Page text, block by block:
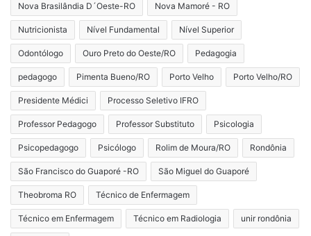
Nova Brasilândia D´Oeste-RO Nova Mamoré - RO
Nutricionista Nível Fundamental Nível Superior
Odontólogo Ouro Preto do Oeste/RO Pedagogia
pedagogo Pimenta Bueno/RO Porto Velho Porto Velho/RO
Presidente Médici Processo Seletivo IFRO
Professor Pedagogo Professor Substituto Psicologia
Psicopedagogo Psicólogo Rolim de Moura/RO Rondônia
São Francisco do Guaporé -RO São Miguel do Guaporé
Theobroma RO Técnico de Enfermagem
Técnico em Enfermagem Técnico em Radiologia unir rondônia